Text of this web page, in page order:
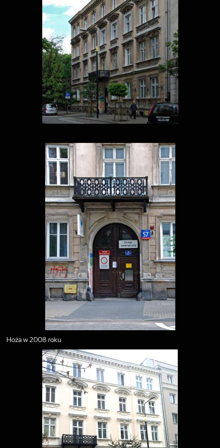
Hoża w 2008 roku